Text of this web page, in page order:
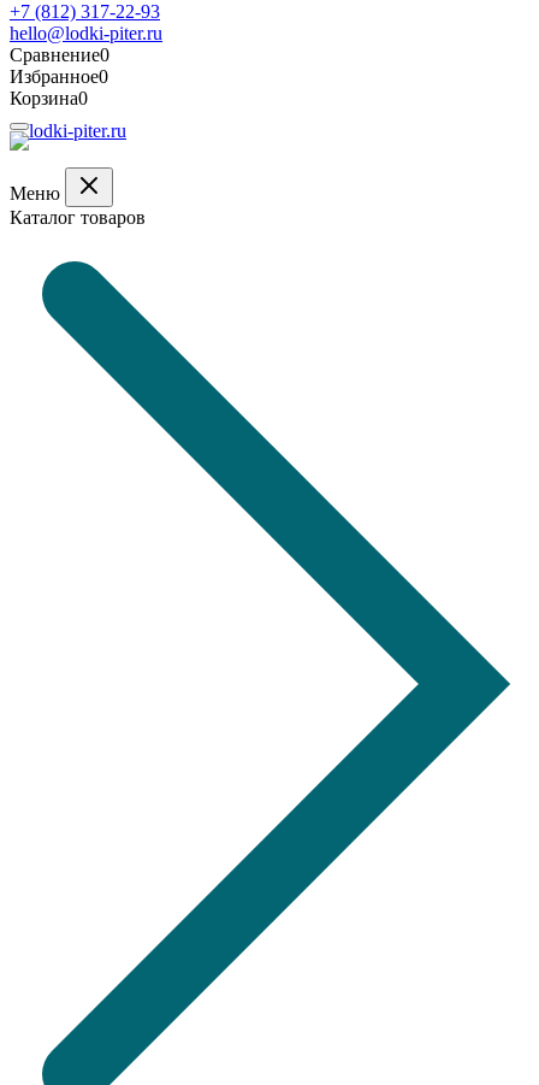
+7 (812) 317-22-93
hello@lodki-piter.ru
Сравнение0
Избранное0
Корзина0
Меню
Каталог товаров